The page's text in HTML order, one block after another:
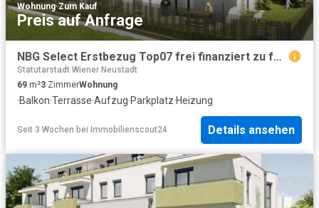
Wohnung·Zum Kauf
Preis auf Anfrage
NBG Select Erstbezug Top07 frei finanziert zu fairen Kosten Eigentum verfügbar Ende 3. Quartal 2027
Statutarstadt Wiener Neustadt
69 m²3 ZimmerWohnung
·Balkon·Terrasse·Aufzug·Parkplatz·Heizung
Seit 3 Wochen bei Immobilienscout24 Details ansehen